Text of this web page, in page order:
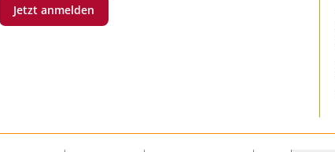
Jetzt anmelden